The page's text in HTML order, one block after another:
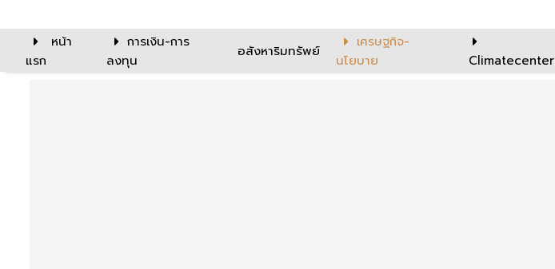
หน้า
แรก
การเงิน-การ
ลงทุน
อสังหาริมทรัพย์
เศรษฐกิจ-
นโยบาย
Climatecenter